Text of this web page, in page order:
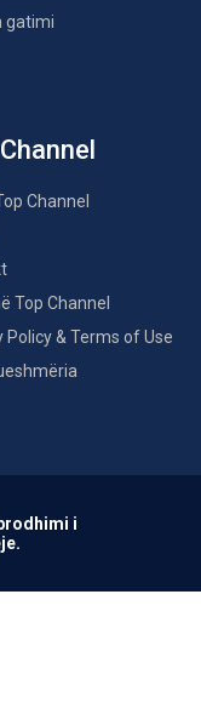
gatimi
Channel
Top Channel
Policy & Terms of Use
i